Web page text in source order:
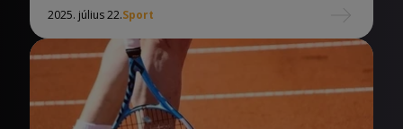
2025. július 22.Sport